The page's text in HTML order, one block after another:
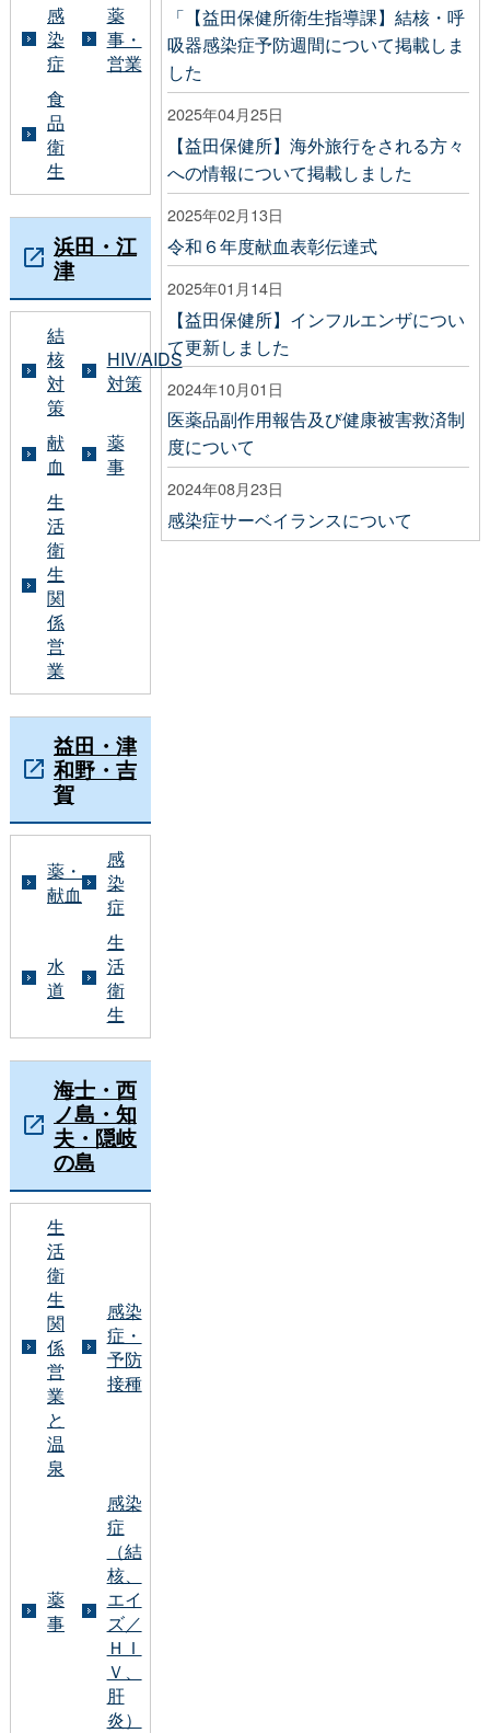
「【益田保健所衛生指導課】結核・呼
吸器感染症予防週間について掲載しま
した
2025年04月25日
【益田保健所】海外旅行をされる方々
への情報について掲載しました
2025年02月13日
令和６年度献血表彰伝達式
2025年01月14日
【益田保健所】インフルエンザについ
て更新しました
2024年10月01日
医薬品副作用報告及び健康被害救済制
度について
2024年08月23日
感染症サーベイランスについて
感
染
症
薬
事・
営業
食
品
衛
生
浜田・江
津
結
核
対
策
HIV/AIDS
対策
献
血
薬
事
生
活
衛
生
関
係
営
業
益田・津
和野・吉
賀
薬・
献血
感
染
症
水
道
生
活
衛
生
海士・西
ノ島・知
夫・隠岐
の島
生
活
衛
生
関
係
営
業
と
温
泉
感染
症・
予防
接種
薬
事
感染
症
（結
核、
エイ
ズ／
ＨＩ
Ｖ、
肝
炎）